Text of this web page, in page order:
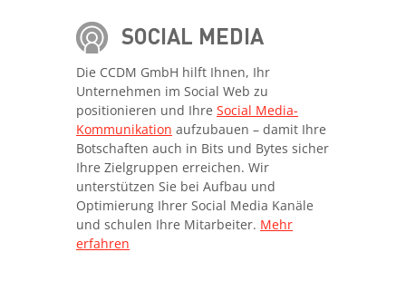
SOCIAL MEDIA
Die CCDM GmbH hilft Ihnen, Ihr
Unternehmen im Social Web zu
positionieren und Ihre Social Media-
Kommunikation aufzubauen – damit Ihre
Botschaften auch in Bits und Bytes sicher
Ihre Zielgruppen erreichen. Wir
unterstützen Sie bei Aufbau und
Optimierung Ihrer Social Media Kanäle
und schulen Ihre Mitarbeiter. Mehr
erfahren